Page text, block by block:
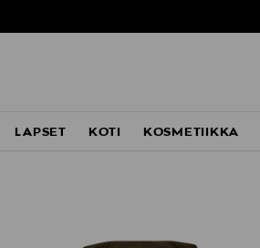
LAPSET KOTI KOSMETIIKKA